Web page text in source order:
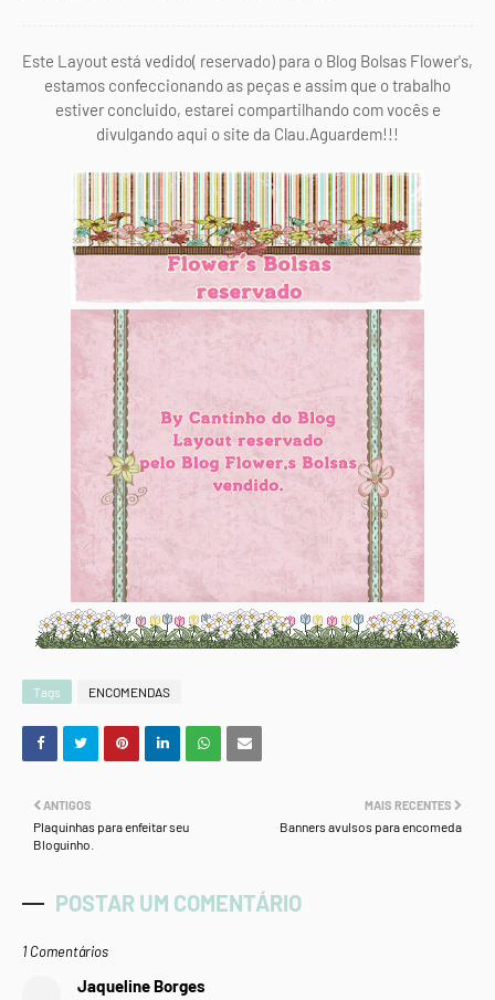
Este Layout está vedido( reservado) para o Blog Bolsas Flower's,
estamos confeccionando as peças e assim que o trabalho
estiver concluido, estarei compartilhando com vocês e
divulgando aqui o site da Clau.Aguardem!!!
Tags ENCOMENDAS
MAIS RECENTES
Banners avulsos para encomeda
ANTIGOS
Plaquinhas para enfeitar seu
Bloguinho.
POSTAR UM COMENTÁRIO
1 Comentários
Jaqueline Borges